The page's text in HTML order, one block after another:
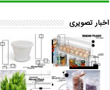
اخبار تصویری